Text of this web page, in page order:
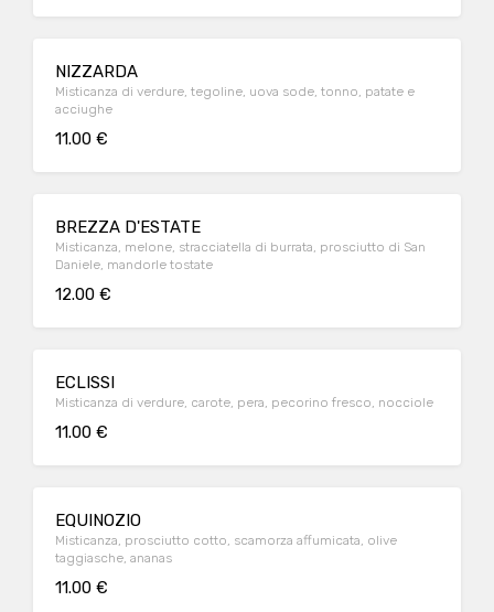
NIZZARDA
Misticanza di verdure, tegoline, uova sode, tonno, patate e
acciughe
11.00 €
BREZZA D'ESTATE
Misticanza, melone, stracciatella di burrata, prosciutto di San
Daniele, mandorle tostate
12.00 €
ECLISSI
Misticanza di verdure, carote, pera, pecorino fresco, nocciole
11.00 €
EQUINOZIO
Misticanza, prosciutto cotto, scamorza affumicata, olive
taggiasche, ananas
11.00 €